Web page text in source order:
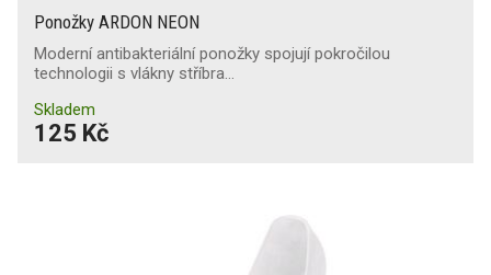
Ponožky ARDON NEON
Moderní antibakteriální ponožky spojují pokročilou
technologii s vlákny stříbra…
Skladem
125 Kč